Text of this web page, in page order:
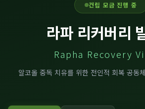
건립 모금 진행 중
라파 리커버리
Rapha Recovery
알코올 중독 치유를 위한 전인적 회복 공동